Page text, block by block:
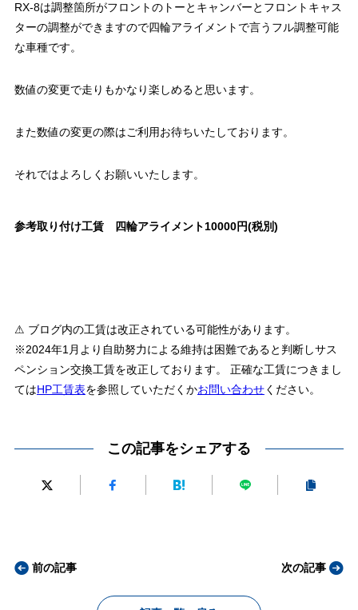
RX-8は調整箇所がフロントのトーとキャンバーとフロントキャス
ターの調整ができますので四輪アライメントで言うフル調整可能
な車種です。
数値の変更で走りもかなり楽しめると思います。
また数値の変更の際はご利用お待ちいたしております。
それではよろしくお願いいたします。
参考取り付け工賃 四輪アライメント10000円(税別)
⚠ ブログ内の工賃は改正されている可能性があります。
※2024年1月より自助努力による維持は困難であると判断しサス
ペンション交換工賃を改正しております。 正確な工賃につきまし
てはHP工賃表を参照していただくかお問い合わせください。
この記事をシェアする
前の記事 次の記事